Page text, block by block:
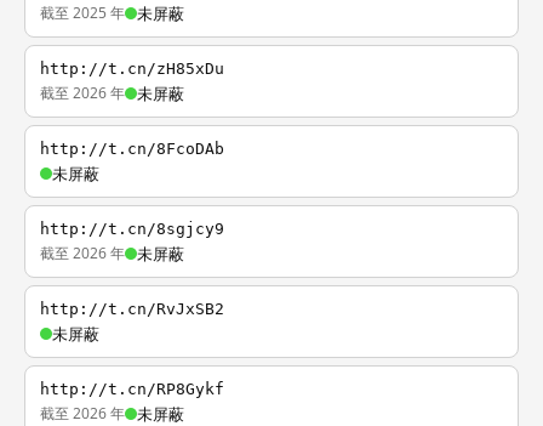
截至 2025 年 未屏蔽
http://t.cn/zH85xDu
截至 2026 年 未屏蔽
http://t.cn/8FcoDAb
未屏蔽
http://t.cn/8sgjcy9
截至 2026 年 未屏蔽
http://t.cn/RvJxSB2
未屏蔽
http://t.cn/RP8Gykf
截至 2026 年 未屏蔽